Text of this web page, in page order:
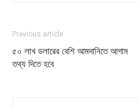
Previous article
৫০ লাখ ডলারের বেশি আমদানিতে আগাম
তথ্য দিতে হবে